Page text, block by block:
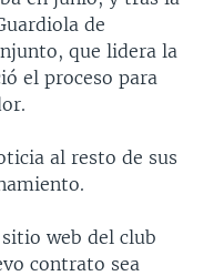
de
que lidera la
el proceso para
al resto de sus
web del club
contrato sea